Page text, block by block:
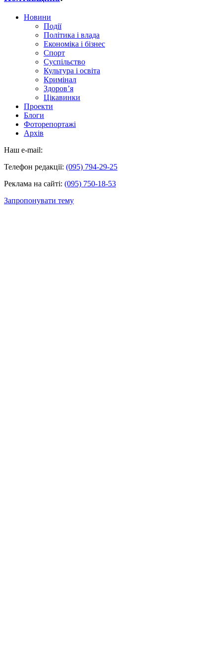
Новини
Події
Політика і влада
Економіка і бізнес
Спорт
Суспільство
Культура і освіта
Кримінал
Здоров’я
Цікавинки
Проекти
Блоги
Фоторепортажі
Архів
Наш e-mail:
Телефон редакції: (095) 794-29-25
Реклама на сайті: (095) 750-18-53
Запропонувати тему